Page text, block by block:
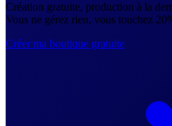
Création gratuite, production à la
Vous ne gérez rien, vous touchez
Créer ma boutique gratuite